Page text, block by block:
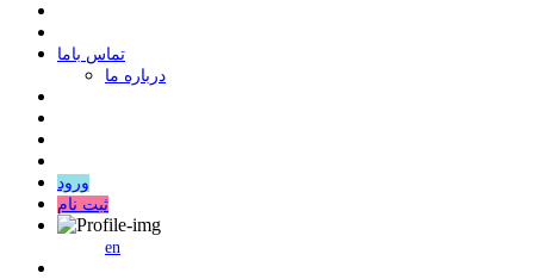
ﺗﻤﺎﺱ ﺑﺎﻣﺎ
درباره ما
ورود
ثبت نام
en